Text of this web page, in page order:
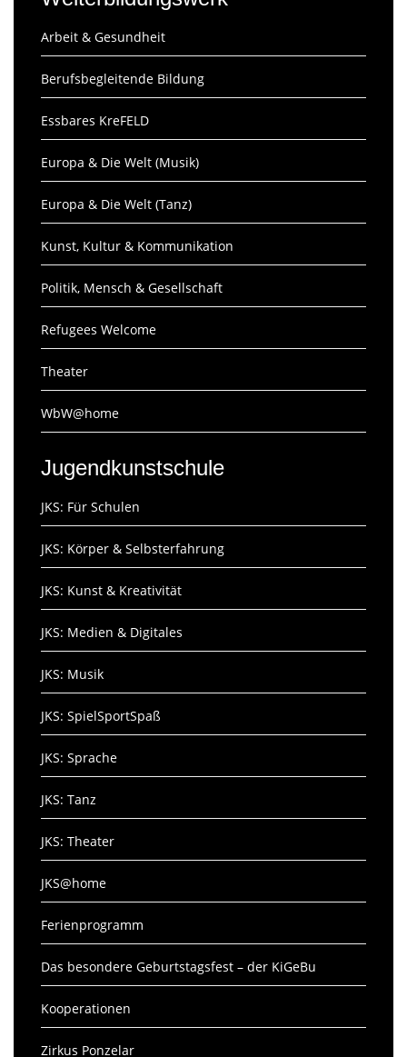
Arbeit & Gesundheit
Berufsbegleitende Bildung
Essbares KreFELD
Europa & Die Welt (Musik)
Europa & Die Welt (Tanz)
Kunst, Kultur & Kommunikation
Politik, Mensch & Gesellschaft
Refugees Welcome
Theater
WbW@home
Jugendkunstschule
JKS: Für Schulen
JKS: Körper & Selbsterfahrung
JKS: Kunst & Kreativität
JKS: Medien & Digitales
JKS: Musik
JKS: SpielSportSpaß
JKS: Sprache
JKS: Tanz
JKS: Theater
JKS@home
Ferienprogramm
Das besondere Geburtstagsfest – der KiGeBu
Kooperationen
Zirkus Ponzelar